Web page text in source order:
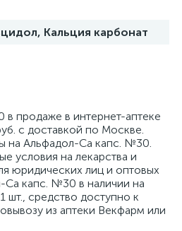
Кальция карбонат
продаже в интернет-аптеке
с доставкой по Москве.
на Альфадол-Са капс. №30.
условия на лекарства и
юридических лиц и оптовых
Са капс. №30 в наличии на
шт., средство доступно к
из аптеки Векфарм или